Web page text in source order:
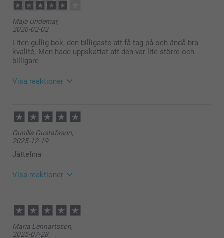
Maja Undemar,
2026-02-02
Liten gullig bok, den billigaste att få tag på och ändå bra
kvalité. Men hade uppskattat att den var lite större och
billigare
Visa reaktioner
13:39
Hej Maja,
Stort tack för dina⭐️⭐️⭐️⭐️ och omdöme av
Minifotoboken. Vi hoppas att du kommer att ha
glädje av den under en lång tid framöver! Tack för att
🩵-liga hälsningar
Kirsi @smartphoto
Gunilla Gustafsson,
2025-12-19
Jättefina
Visa reaktioner
16:24
Hej
Tack för att du ger oss ⭐⭐⭐⭐⭐! Det glädjer oss att
Maria Lennartsson,
2025-07-28